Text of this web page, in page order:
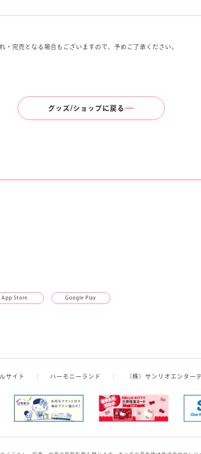
・完売となる場合もございますので、予めご了承ください。
グッズ/ショップに戻る
App Store Google Play
サイト ハーモニーランド （株）サンリオエンター